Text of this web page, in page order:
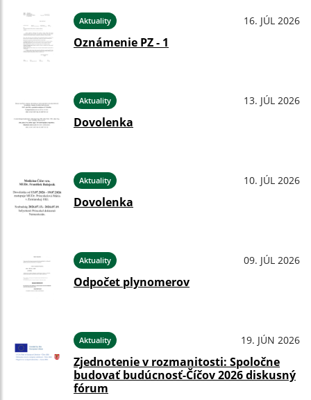
Aktuality 16. JÚL 2026
Oznámenie PZ - 1
Aktuality 13. JÚL 2026
Dovolenka
Aktuality 10. JÚL 2026
Dovolenka
Aktuality 09. JÚL 2026
Odpočet plynomerov
Aktuality 19. JÚN 2026
Zjednotenie v rozmanitosti: Spoločne
budovať budúcnosť-Číčov 2026 diskusný
fórum